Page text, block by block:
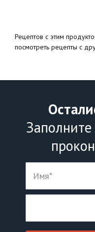
Рецептов с этим
посмотреть рецепты с